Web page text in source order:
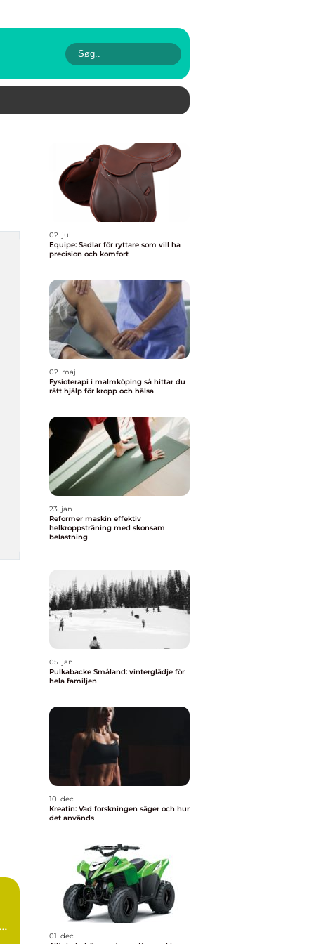
02. jul
Equipe: Sadlar för ryttare som vill ha
precision och komfort
02. maj
Fysioterapi i malmköping så hittar du
rätt hjälp för kropp och hälsa
23. jan
Reformer maskin effektiv
helkroppsträning med skonsam
belastning
05. jan
Pulkabacke Småland: vinterglädje för
hela familjen
10. dec
Kreatin: Vad forskningen säger och hur
det används
01. dec